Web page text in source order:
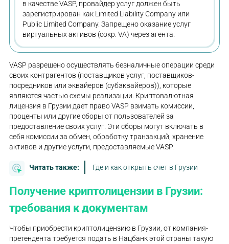
в качестве VASP, провайдер услуг должен быть
зарегистрирован как Limited Liability Company или
Public Limited Company. Запрещено оказание услуг
виртуальных активов (сокр. VA) через агента.
VASP разрешено осуществлять безналичные операции среди
своих контрагентов (поставщиков услуг, поставщиков-
посредников или эквайеров (субэквайеров)), которые
являются частью схемы реализации. Криптовалютная
лицензия в Грузии дает право VASP взимать комиссии,
проценты или другие сборы от пользователей за
предоставление своих услуг. Эти сборы могут включать в
себя комиссии за обмен, обработку транзакций, хранение
активов и другие услуги, предоставляемые VASP.
Читать также: Где и как открыть счет в Грузии
Получение криптолицензии в Грузии:
требования к документам
Чтобы приобрести криптолицензию в Грузии, от компания-
претендента требуется подать в Нацбанк этой страны такую